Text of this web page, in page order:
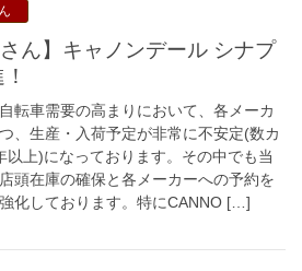
転車需要の高まりにおいて、各メーカ
、生産・入荷予定が非常に不安定(数カ
以上)になっております。その中でも当
頭在庫の確保と各メーカーへの予約を
化しております。特にCANNO […]